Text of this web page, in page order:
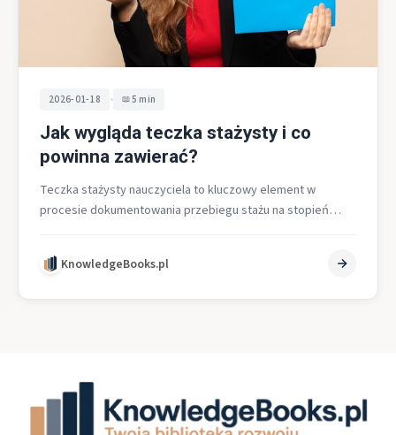
2026-01-18 • 5 min
Jak wygląda teczka stażysty i co
powinna zawierać?
Teczka stażysty nauczyciela to kluczowy element w
procesie dokumentowania przebiegu stażu na stopień
Jej…
KnowledgeBooks.pl